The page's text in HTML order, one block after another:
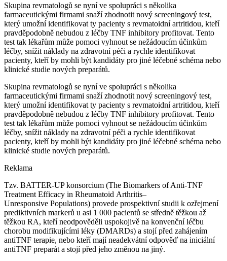
Skupina revmatologů se nyní ve spolupráci s několika
farmaceutickými firmami snaží zhodnotit nový screeningový test,
který umožní identifikovat ty pacienty s revmatoidní artritidou, kteří
pravděpodobně nebudou z léčby TNF inhibitory profitovat. Tento
test tak lékařům může pomoci vyhnout se nežádoucím účinkům
léčby, snížit náklady na zdravotní péči a rychle identifikovat
pacienty, kteří by mohli být kandidáty pro jiné léčebné schéma nebo
klinické studie nových preparátů.
Skupina revmatologů se nyní ve spolupráci s několika
farmaceutickými firmami snaží zhodnotit nový screeningový test,
který umožní identifikovat ty pacienty s revmatoidní artritidou, kteří
pravděpodobně nebudou z léčby TNF inhibitory profitovat. Tento
test tak lékařům může pomoci vyhnout se nežádoucím účinkům
léčby, snížit náklady na zdravotní péči a rychle identifikovat
pacienty, kteří by mohli být kandidáty pro jiné léčebné schéma nebo
klinické studie nových preparátů.
Reklama
Tzv. BATTER-UP konsorcium (The Biomarkers of Anti-TNF
Treatment Efficacy in Rheumatoid Arthritis–
Unresponsive Populations) provede prospektivní studii k ozřejmení
prediktivních markerů u asi 1 000 pacientů se středně těžkou až
těžkou RA, kteří neodpověděli uspokojivě na konvenční léčbu
chorobu modifikujícími léky (DMARDs) a stojí před zahájením
antiTNF terapie, nebo kteří mají neadekvátní odpověď na iniciální
antiTNF preparát a stojí před jeho změnou na jiný.